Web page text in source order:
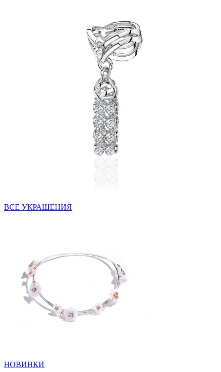
ВСЕ УКРАШЕНИЯ
НОВИНКИ